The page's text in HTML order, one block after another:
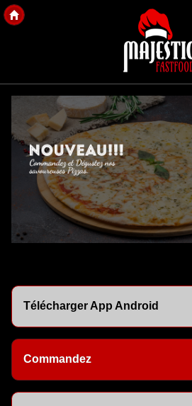
Télécharger App Android
Commandez
Copyright Des-click